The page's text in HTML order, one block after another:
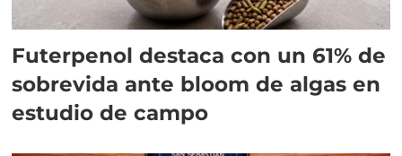
Futerpenol destaca con un 61% de
sobrevida ante bloom de algas en
estudio de campo